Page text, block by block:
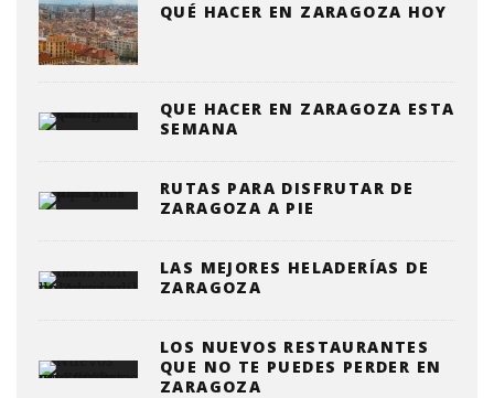
QUÉ HACER EN ZARAGOZA HOY
QUE HACER EN ZARAGOZA ESTA
SEMANA
RUTAS PARA DISFRUTAR DE
ZARAGOZA A PIE
LAS MEJORES HELADERÍAS DE
ZARAGOZA
LOS NUEVOS RESTAURANTES
QUE NO TE PUEDES PERDER EN
ZARAGOZA